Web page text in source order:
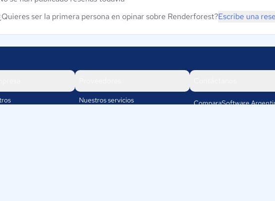
ser la primera persona en opinar sobre Renderforest?Escribe una
Nuestros servicios
ComparaSoftware